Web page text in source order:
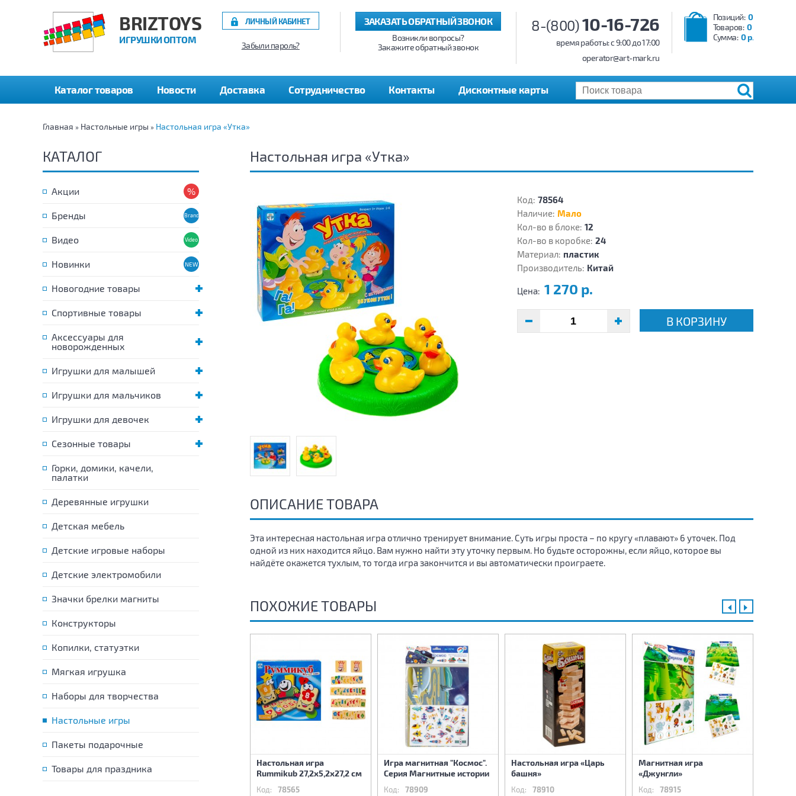
BRIZTOYS
ИГРУШКИ ОПТОМ
Позиций: 0
Товаров: 0
Сумма: 0 р.
8-(800)10-16-726
время работы: c 9:00 до 17:00
operator@art-mark.ru
ЗАКАЗАТЬ ОБРАТНЫЙ ЗВОНОК
Возникли вопросы?
Закажите обратный звонок
ЛИЧНЫЙ КАБИНЕТ
Забыли пароль?
Каталог товаров Новости Доставка Сотрудничество Контакты Дисконтные карты
Главная » Настольные игры » Настольная игра «Утка»
КАТАЛОГ
Акции
Бренды
Видео
Новинки
Новогодние товары
Спортивные товары
Аксессуары для
новорожденных
Игрушки для малышей
Игрушки для мальчиков
Игрушки для девочек
Сезонные товары
Горки, домики, качели,
палатки
Деревянные игрушки
Детская мебель
Детские игровые наборы
Детские электромобили
Значки брелки магниты
Конструкторы
Копилки, статуэтки
Мягкая игрушка
Наборы для творчества
Настольные игры
Пакеты подарочные
Товары для праздника
Настольная игра «Утка»
Код: 78564
Наличие: Мало
Кол-во в блоке: 12
Кол-во в коробке: 24
Материал: пластик
Производитель: Китай
Цена: 1 270 р.
В КОРЗИНУ
ОПИСАНИЕ ТОВАРА
Эта интересная настольная игра отлично тренирует внимание. Суть игры проста – по кругу «плавают» 6 уточек. Под
одной из них находится яйцо. Вам нужно найти эту уточку первым. Но будьте осторожны, если яйцо, которое вы
найдёте окажется тухлым, то тогда игра закончится и вы автоматически проиграете.
ПОХОЖИЕ ТОВАРЫ
«Одевашки. Антошка»
«Танковый бой»
Настольная игра
Rummikub 27,2х5,2х27,2 см
Код: 78565
Игра магнитная "Космос".
Серия Магнитные истории
Код: 78909
Настольная игра «Царь
башня»
Код: 78910
Магнитная игра
«Джунгли»
Код: 78915